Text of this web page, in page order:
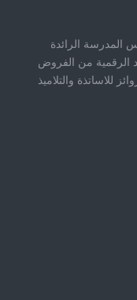
المدرسة الرائدة
الرقمية من الفروض
للاساتذة والتلاميذ